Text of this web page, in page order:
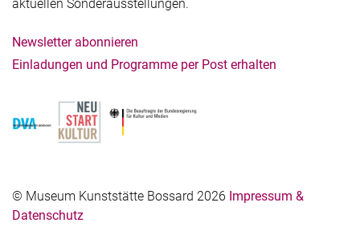
aktuellen Sonderausstellungen.
Newsletter abonnieren
Einladungen und Programme per Post erhalten
© Museum Kunststätte Bossard 2026 Impressum &
Datenschutz